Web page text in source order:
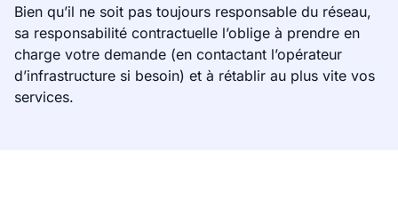
Bien qu’il ne soit pas toujours responsable du réseau,
sa responsabilité contractuelle l’oblige à prendre en
charge votre demande (en contactant l’opérateur
d’infrastructure si besoin) et à rétablir au plus vite vos
services.